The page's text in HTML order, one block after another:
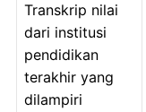
Transkrip nilai
dari institusi
pendidikan
terakhir yang
dilampiri